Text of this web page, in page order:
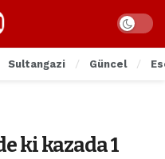
Sultangazi Güncel
ki kazada 1